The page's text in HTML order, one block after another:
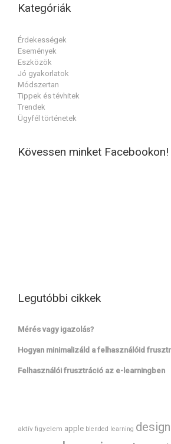
Kategóriák
Érdekességek
Események
Eszközök
Jó gyakorlatok
Módszertan
Tippek és tévhitek
Trendek
Ügyfél történetek
Kövessen minket Facebookon!
Legutóbbi cikkek
Mérés vagy igazolás?
Hogyan minimalizáld a felhasználóid
Felhasználói frusztráció az e-learningben
aktív figyelem apple blended learning design